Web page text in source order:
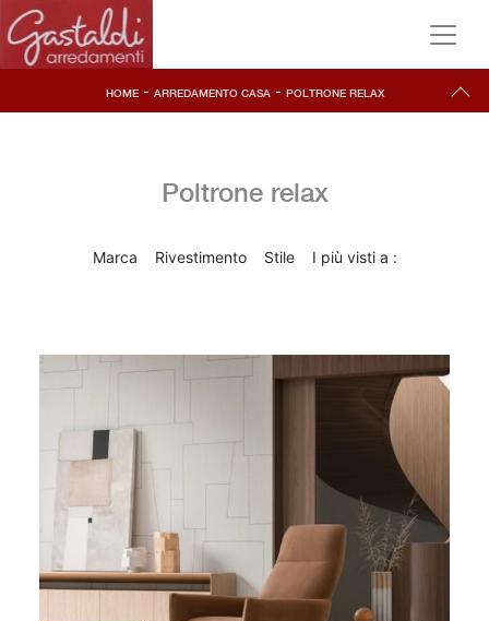
HOME- ARREDAMENTO CASA - POLTRONE RELAX
Poltrone relax
Marca Rivestimento Stile I più visti a :